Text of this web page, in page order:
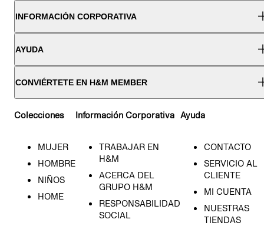
INFORMACIÓN CORPORATIVA
AYUDA
CONVIÉRTETE EN H&M MEMBER
Colecciones
MUJER
HOMBRE
NIÑOS
HOME
Información Corporativa
TRABAJAR EN
H&M
ACERCA DEL
GRUPO H&M
RESPONSABILIDAD
SOCIAL
Ayuda
CONTACTO
SERVICIO AL
CLIENTE
MI CUENTA
NUESTRAS
TIENDAS